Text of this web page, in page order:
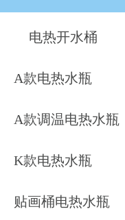
电热开水桶
A款电热水瓶
A款调温电热水瓶
K款电热水瓶
贴画桶电热水瓶